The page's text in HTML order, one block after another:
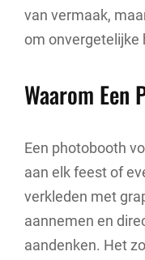
van vermaak,
om onvergetelijke
Waarom Een
Een photobooth
aan elk feest of
verkleden met
aannemen en
aandenken. Het